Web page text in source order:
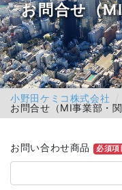
お問合せ（
小野田ケミコ株式会社
お問合せ（MI事業部・関
お問い合わせ商品 必須項